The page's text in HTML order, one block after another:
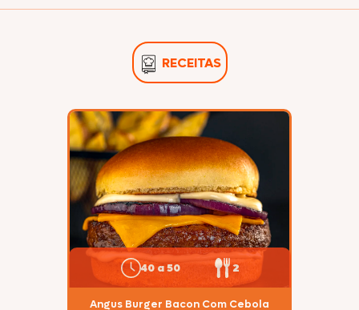
RECEITAS
40 a 50 2
Angus Burger Bacon Com Cebola